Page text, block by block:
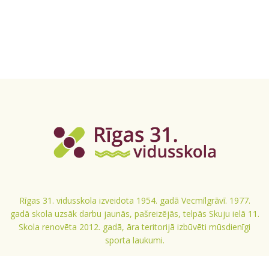
Rīgas 31. vidusskola izveidota 1954. gadā Vecmīlgrāvī. 1977.
gadā skola uzsāk darbu jaunās, pašreizējās, telpās Skuju ielā 11.
Skola renovēta 2012. gadā, āra teritorijā izbūvēti mūsdienīgi
sporta laukumi.